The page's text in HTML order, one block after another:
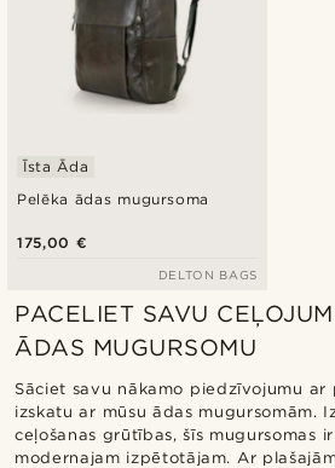
Pelēka ādas mugursoma
Īsta Āda
175,00 €
DELTON BAGS
PACELIET SAVU
ĀDAS MUGURSOMU
Sāciet savu nākamo piedzīvojumu
izskatu ar mūsu ādas mugursomām.
ceļošanas grūtības, šīs mugursomas
modernajam izpētotājam. Ar